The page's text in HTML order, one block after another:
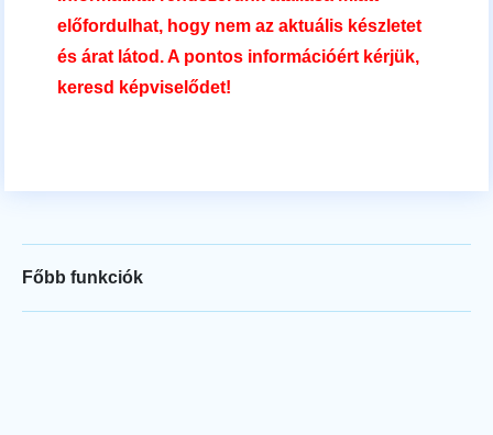
előfordulhat, hogy nem az aktuális készletet
és árat látod. A pontos információért kérjük,
keresd képviselődet!
Főbb funkciók